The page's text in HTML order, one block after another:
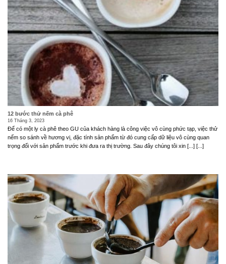
12 bước thử nếm cà phê
16 Tháng 3, 2023
Để có một ly cà phê theo GU của khách hàng là công việc vô cùng phức tạp, việc thử
nếm so sánh về hương vị, đặc tính sản phẩm từ đó cung cấp dữ liệu vô cùng quan
trọng đối với sản phẩm trước khi đưa ra thị trường. Sau đây chúng tôi xin [...] [...]